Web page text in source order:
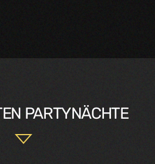
PARTYNÄCHTE